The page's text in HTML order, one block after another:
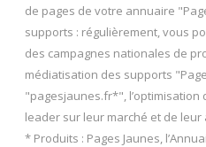
de pages de votre annuaire
supports : régulièrement, vous
des campagnes nationales de
médiatisation des supports
"pagesjaunes.fr*",
leader sur leur marché et de leur
* Produits : Pages Jaunes,